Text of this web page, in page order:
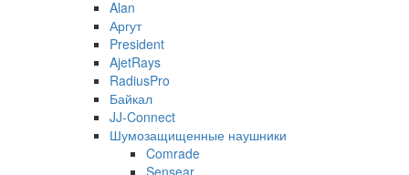
Alan
Аргут
President
AjetRays
RadiusPro
Байкал
JJ-Connect
Шумозащищенные наушники
Comrade
Sensear